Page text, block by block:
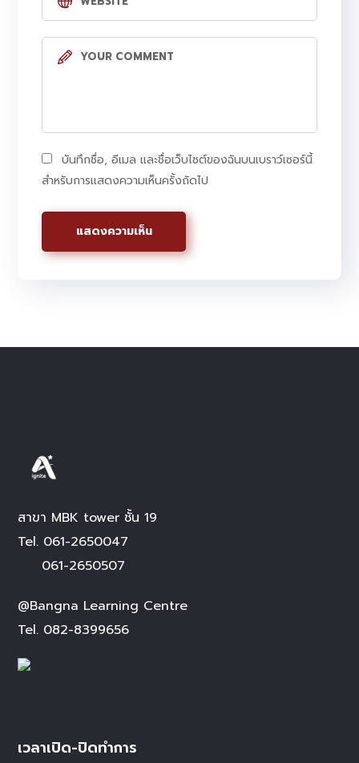
บันทึกชื่อ, อีเมล และชื่อเว็บไซต์ของฉันบนเบราว์เซอร์นี้
สำหรับการแสดงความเห็นครั้งถัดไป
Alternative:
สาขา MBK tower ชั้น 19
Tel. 061-2650047
061-2650507
@Bangna Learning Centre
Tel. 082-8399656
เวลาเปิด-ปิดทำการ